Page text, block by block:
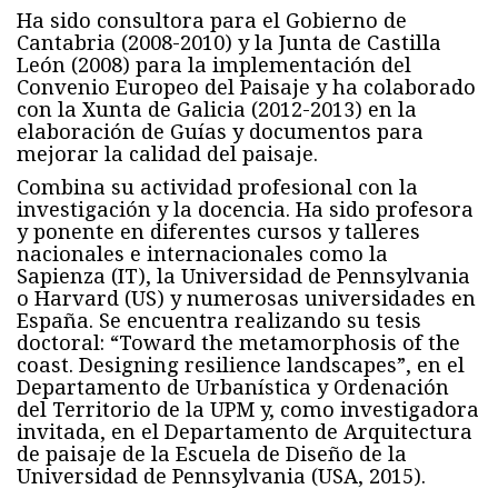
Ha sido consultora para el Gobierno de
Cantabria (2008-2010) y la Junta de Castilla
León (2008) para la implementación del
Convenio Europeo del Paisaje y ha colaborado
con la Xunta de Galicia (2012-2013) en la
elaboración de Guías y documentos para
mejorar la calidad del paisaje.
Combina su actividad profesional con la
investigación y la docencia. Ha sido profesora
y ponente en diferentes cursos y talleres
nacionales e internacionales como la
Sapienza (IT), la Universidad de Pennsylvania
o Harvard (US) y numerosas universidades en
España. Se encuentra realizando su tesis
doctoral: “Toward the metamorphosis of the
coast. Designing resilience landscapes”, en el
Departamento de Urbanística y Ordenación
del Territorio de la UPM y, como investigadora
invitada, en el Departamento de Arquitectura
de paisaje de la Escuela de Diseño de la
Universidad de Pennsylvania (USA, 2015).